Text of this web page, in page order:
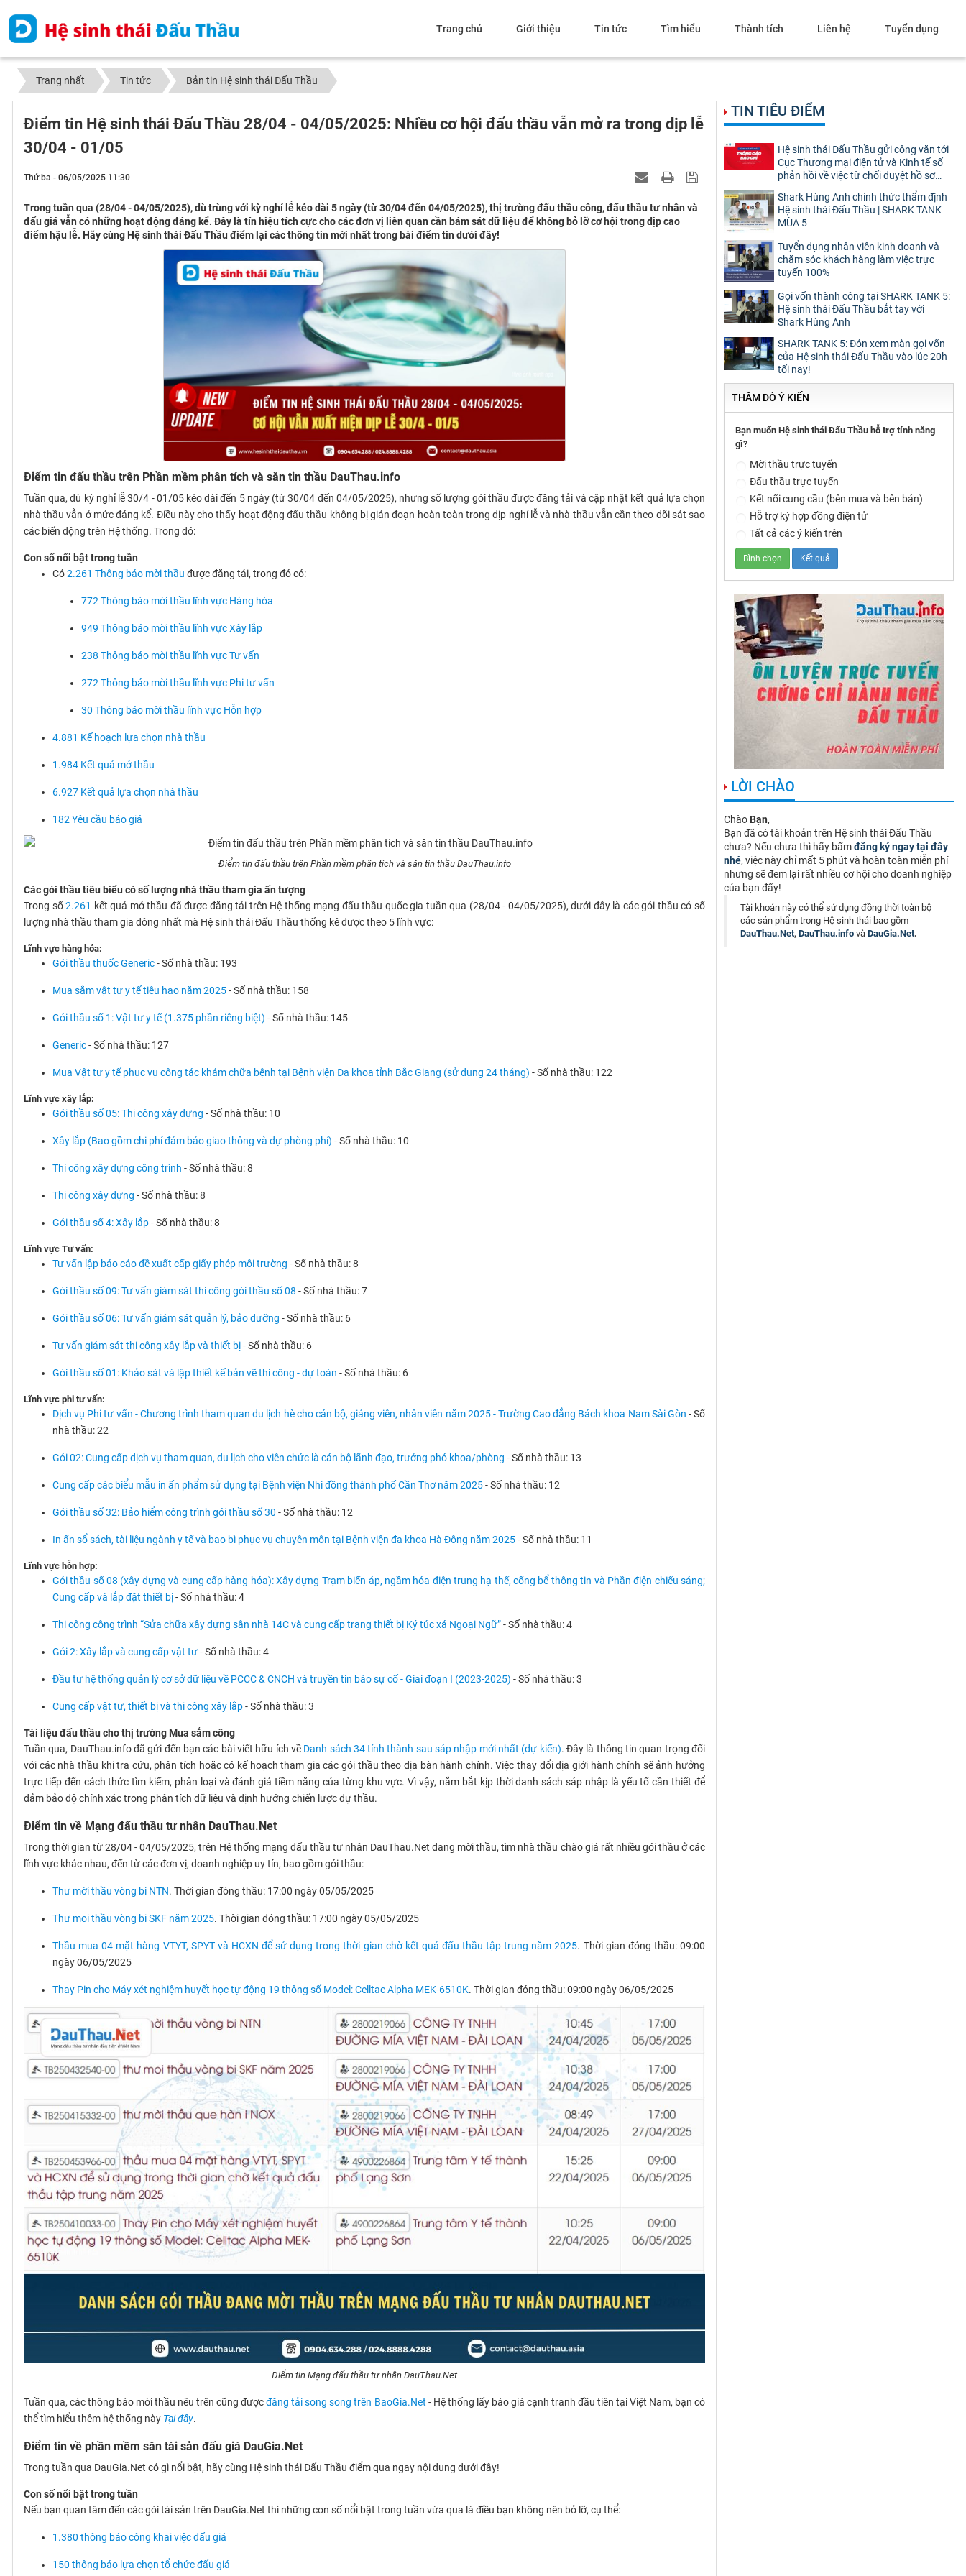
Trang chủ Giới thiệu Tin tức Tìm hiểu Thành tích Liên hệ Tuyển dụng
Trang nhất Tin tức Bản tin Hệ sinh thái Đấu Thầu
Điểm tin Hệ sinh thái Đấu Thầu 28/04 - 04/05/2025: Nhiều cơ hội đấu thầu vẫn mở ra trong dịp lễ
30/04 - 01/05
Thứ ba - 06/05/2025 11:30
Trong tuần qua (28/04 - 04/05/2025), dù trùng với kỳ nghỉ lễ kéo dài 5 ngày (từ 30/04 đến 04/05/2025), thị trường đấu thầu công, đấu thầu tư nhân và
đấu giá vẫn có những hoạt động đáng kể. Đây là tín hiệu tích cực cho các đơn vị liên quan cần bám sát dữ liệu để không bỏ lỡ cơ hội trong dịp cao
điểm hậu lễ. Hãy cùng Hệ sinh thái Đấu Thầu điểm lại các thông tin mới nhất trong bài điểm tin dưới đây!
Điểm tin đấu thầu trên Phần mềm phân tích và săn tin thầu DauThau.info
Tuần qua, dù kỳ nghỉ lễ 30/4 - 01/05 kéo dài đến 5 ngày (từ 30/04 đến 04/05/2025), nhưng số lượng gói thầu được đăng tải và cập nhật kết quả lựa chọn
nhà thầu vẫn ở mức đáng kể. Điều này cho thấy hoạt động đấu thầu không bị gián đoạn hoàn toàn trong dịp nghỉ lễ và nhà thầu vẫn cần theo dõi sát sao
các biến động trên Hệ thống. Trong đó:
Con số nổi bật trong tuần
Có2.261 Thông báo mời thầu được đăng tải, trong đó có:
772 Thông báo mời thầu lĩnh vực Hàng hóa
949 Thông báo mời thầu lĩnh vực Xây lắp
238 Thông báo mời thầu lĩnh vực Tư vấn
272 Thông báo mời thầu lĩnh vực Phi tư vấn
30 Thông báo mời thầu lĩnh vực Hỗn hợp
4.881 Kế hoạch lựa chọn nhà thầu
1.984 Kết quả mở thầu
6.927 Kết quả lựa chọn nhà thầu
182 Yêu cầu báo giá
Điểm tin đấu thầu trên Phần mềm phân tích và săn tin thầu DauThau.info
Các gói thầu tiêu biểu có số lượng nhà thầu tham gia ấn tượng
Trong số2.261 kết quả mở thầu đã được đăng tải trên Hệ thống mạng đấu thầu quốc gia tuần qua (28/04 - 04/05/2025), dưới đây là các gói thầu có số
lượng nhà thầu tham gia đông nhất mà Hệ sinh thái Đấu Thầu thống kê được theo 5 lĩnh vực:
Lĩnh vực hàng hóa:
Gói thầu thuốc Generic- Số nhà thầu: 193
Mua sắm vật tư y tế tiêu hao năm 2025- Số nhà thầu: 158
Gói thầu số 1: Vật tư y tế (1.375 phần riêng biệt) - Số nhà thầu: 145
Generic- Số nhà thầu: 127
Mua Vật tư y tế phục vụ công tác khám chữa bệnh tại Bệnh viện Đa khoa tỉnh Bắc Giang (sử dụng 24 tháng) - Số nhà thầu: 122
Lĩnh vực xây lắp:
Gói thầu số 05: Thi công xây dựng - Số nhà thầu: 10
Xây lắp (Bao gồm chi phí đảm bảo giao thông và dự phòng phí) - Số nhà thầu: 10
Thi công xây dựng công trình - Số nhà thầu: 8
Thi công xây dựng - Số nhà thầu: 8
Gói thầu số 4: Xây lắp- Số nhà thầu: 8
Lĩnh vực Tư vấn:
Tư vấn lập báo cáo đề xuất cấp giấy phép môi trường - Số nhà thầu: 8
Gói thầu số 09: Tư vấn giám sát thi công gói thầu số 08 - Số nhà thầu: 7
Gói thầu số 06: Tư vấn giám sát quản lý, bảo dưỡng - Số nhà thầu: 6
Tư vấn giám sát thi công xây lắp và thiết bị- Số nhà thầu: 6
Gói thầu số 01: Khảo sát và lập thiết kế bản vẽ thi công - dự toán - Số nhà thầu: 6
Lĩnh vực phi tư vấn:
Dịch vụ Phi tư vấn - Chương trình tham quan du lịch hè cho cán bộ, giảng viên, nhân viên năm 2025 - Trường Cao đẳng Bách khoa Nam Sài Gòn - Số
nhà thầu: 22
Gói 02: Cung cấp dịch vụ tham quan, du lịch cho viên chức là cán bộ lãnh đạo, trưởng phó khoa/phòng - Số nhà thầu: 13
Cung cấp các biểu mẫu in ấn phẩm sử dụng tại Bệnh viện Nhi đồng thành phố Cần Thơ năm 2025- Số nhà thầu: 12
Gói thầu số 32: Bảo hiểm công trình gói thầu số 30 - Số nhà thầu: 12
In ấn sổ sách, tài liệu ngành y tế và bao bì phục vụ chuyên môn tại Bệnh viện đa khoa Hà Đông năm 2025- Số nhà thầu: 11
Lĩnh vực hỗn hợp:
Gói thầu số 08 (xây dựng và cung cấp hàng hóa): Xây dựng Trạm biến áp, ngầm hóa điện trung hạ thế, cống bể thông tin và Phần điện chiếu sáng;
Cung cấp và lắp đặt thiết bị- Số nhà thầu: 4
Thi công công trình “Sửa chữa xây dựng sân nhà 14C và cung cấp trang thiết bị Ký túc xá Ngoại Ngữ”- Số nhà thầu: 4
Gói 2: Xây lắp và cung cấp vật tư- Số nhà thầu: 4
Đầu tư hệ thống quản lý cơ sở dữ liệu về PCCC & CNCH và truyền tin báo sự cố - Giai đoạn I (2023-2025) - Số nhà thầu: 3
Cung cấp vật tư, thiết bị và thi công xây lắp- Số nhà thầu: 3
Tài liệu đấu thầu cho thị trường Mua sắm công
Tuần qua, DauThau.info đã gửi đến bạn các bài viết hữu ích về Danh sách 34 tỉnh thành sau sáp nhập mới nhất (dự kiến). Đây là thông tin quan trọng đối
với các nhà thầu khi tra cứu, phân tích hoặc có kế hoạch tham gia các gói thầu theo địa bàn hành chính. Việc thay đổi địa giới hành chính sẽ ảnh hưởng
trực tiếp đến cách thức tìm kiếm, phân loại và đánh giá tiềm năng của từng khu vực. Vì vậy, nắm bắt kịp thời danh sách sáp nhập là yếu tố cần thiết để
đảm bảo độ chính xác trong phân tích dữ liệu và định hướng chiến lược dự thầu.
Điểm tin về Mạng đấu thầu tư nhân DauThau.Net
Trong thời gian từ 28/04 - 04/05/2025, trên Hệ thống mạng đấu thầu tư nhân DauThau.Net đang mời thầu, tìm nhà thầu chào giá rất nhiều gói thầu ở các
lĩnh vực khác nhau, đến từ các đơn vị, doanh nghiệp uy tín, bao gồm gói thầu:
Thư mời thầu vòng bi NTN. Thời gian đóng thầu: 17:00 ngày 05/05/2025
Thư moi thầu vòng bi SKF năm 2025. Thời gian đóng thầu: 17:00 ngày 05/05/2025
Thầu mua 04 mặt hàng VTYT, SPYT và HCXN để sử dụng trong thời gian chờ kết quả đấu thầu tập trung năm 2025. Thời gian đóng thầu: 09:00
ngày 06/05/2025
Thay Pin cho Máy xét nghiệm huyết học tự động 19 thông số Model: Celltac Alpha MEK-6510K. Thời gian đóng thầu: 09:00 ngày 06/05/2025
Điểm tin Mạng đấu thầu tư nhân DauThau.Net
Tuần qua, các thông báo mời thầu nêu trên cũng đượcđăng tải song song trên BaoGia.Net - Hệ thống lấy báo giá cạnh tranh đầu tiên tại Việt Nam, bạn có
thể tìm hiểu thêm hệ thống này Tại đây.
Điểm tin về phần mềm săn tài sản đấu giá DauGia.Net
Trong tuần qua DauGia.Net có gì nổi bật, hãy cùng Hệ sinh thái Đấu Thầu điểm qua ngay nội dung dưới đây!
Con số nổi bật trong tuần
Nếu bạn quan tâm đến các gói tài sản trên DauGia.Net thì những con số nổi bật trong tuần vừa qua là điều bạn không nên bỏ lỡ, cụ thể:
1.380 thông báo công khai việc đấu giá
150 thông báo lựa chọn tổ chức đấu giá
TIN TIÊU ĐIỂM
Hệ sinh thái Đấu Thầu gửi công văn tới
Cục Thương mại điện tử và Kinh tế số
phản hồi về việc từ chối duyệt hồ sơ
website thương mại điện tử bán hàng
Shark Hùng Anh chính thức thẩm định
Hệ sinh thái Đấu Thầu | SHARK TANK
MÙA 5
Tuyển dụng nhân viên kinh doanh và
chăm sóc khách hàng làm việc trực
tuyến 100%
Gọi vốn thành công tại SHARK TANK 5:
Hệ sinh thái Đấu Thầu bắt tay với
Shark Hùng Anh
SHARK TANK 5: Đón xem màn gọi vốn
của Hệ sinh thái Đấu Thầu vào lúc 20h
tối nay!
THĂM DÒ Ý KIẾN
Bạn muốn Hệ sinh thái Đấu Thầu hỗ trợ tính năng
gì?
Mời thầu trực tuyến
Đấu thầu trực tuyến
Kết nối cung cầu (bên mua và bên bán)
Hỗ trợ ký hợp đồng điện tử
Tất cả các ý kiến trên
LỜI CHÀO
Chào Bạn,
Bạn đã có tài khoản trên Hệ sinh thái Đấu Thầu
chưa? Nếu chưa thì hãy bấmđăng ký ngay tại đây
nhé, việc này chỉ mất 5 phút và hoàn toàn miễn phí
nhưng sẽ đem lại rất nhiều cơ hội cho doanh nghiệp
của bạn đấy!
Tài khoản này có thể sử dụng đồng thời toàn bộ
các sản phẩm trong Hệ sinh thái bao gồm
DauThau.Net, DauThau.info và DauGia.Net.